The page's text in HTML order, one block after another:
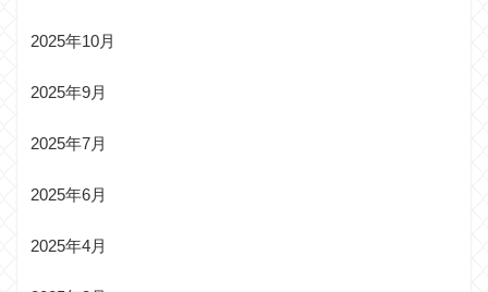
2025年10月
2025年9月
2025年7月
2025年6月
2025年4月